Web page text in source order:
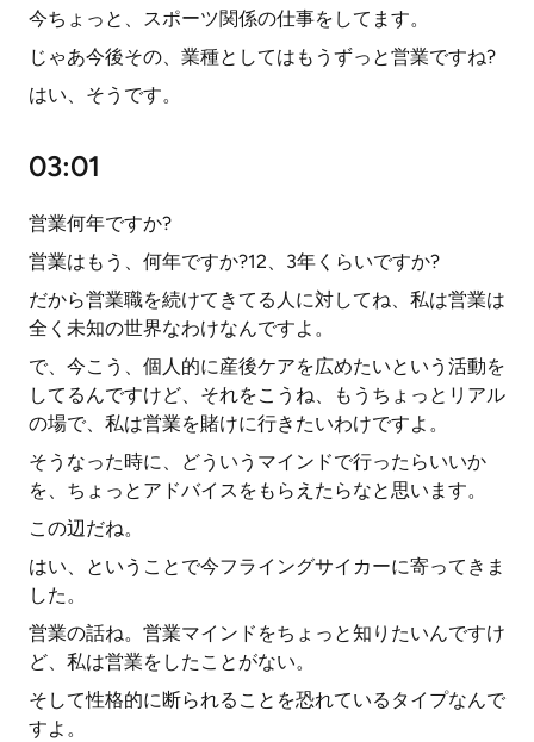
今ちょっと、スポーツ関係の仕事をしてます。
じゃあ今後その、業種としてはもうずっと営業ですね?
はい、そうです。
03:01
営業何年ですか?
営業はもう、何年ですか?12、3年くらいですか?
だから営業職を続けてきてる人に対してね、私は営業は
全く未知の世界なわけなんですよ。
で、今こう、個人的に産後ケアを広めたいという活動を
してるんですけど、それをこうね、もうちょっとリアル
の場で、私は営業を賭けに行きたいわけですよ。
そうなった時に、どういうマインドで行ったらいいか
を、ちょっとアドバイスをもらえたらなと思います。
この辺だね。
はい、ということで今フライングサイカーに寄ってきま
した。
営業の話ね。営業マインドをちょっと知りたいんですけ
ど、私は営業をしたことがない。
そして性格的に断られることを恐れているタイプなんで
すよ。